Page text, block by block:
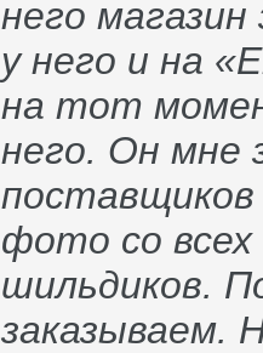
него
у него и на
на тот
него. Он мне
фото со
шильдиков.
заказываем.